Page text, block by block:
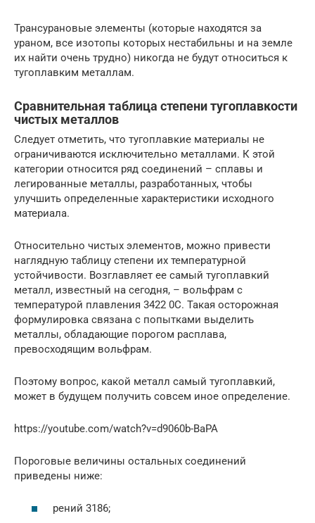
Трансурановые элементы (которые находятся за
ураном, все изотопы которых нестабильны и на земле
их найти очень трудно) никогда не будут относиться к
тугоплавким металлам.
Сравнительная таблица степени тугоплавкости
чистых металлов
Следует отметить, что тугоплавкие материалы не
ограничиваются исключительно металлами. К этой
категории относится ряд соединений – сплавы и
легированные металлы, разработанных, чтобы
улучшить определенные характеристики исходного
материала.
Относительно чистых элементов, можно привести
наглядную таблицу степени их температурной
устойчивости. Возглавляет ее самый тугоплавкий
металл, известный на сегодня, – вольфрам с
температурой плавления 3422 0С. Такая осторожная
формулировка связана с попытками выделить
металлы, обладающие порогом расплава,
превосходящим вольфрам.
Поэтому вопрос, какой металл самый тугоплавкий,
может в будущем получить совсем иное определение.
https://youtube.com/watch?v=d9060b-BaPA
Пороговые величины остальных соединений
приведены ниже:
рений 3186;